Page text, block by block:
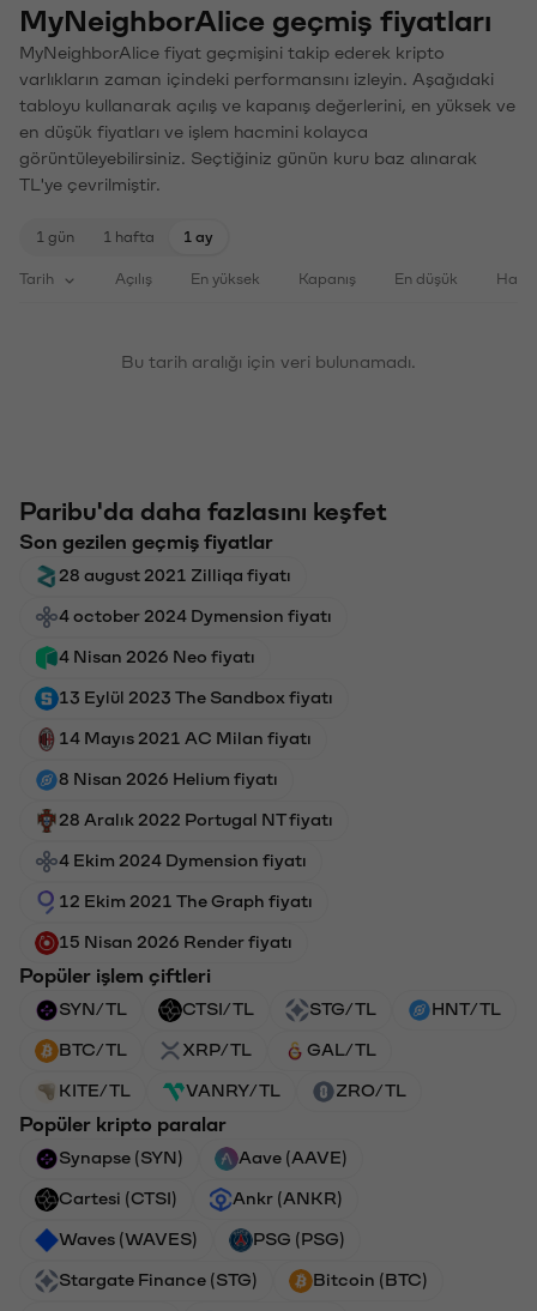
MyNeighborAlice geçmiş fiyatları
MyNeighborAlice fiyat geçmişini takip ederek kripto
varlıkların zaman içindeki performansını izleyin. Aşağıdaki
tabloyu kullanarak açılış ve kapanış değerlerini, en yüksek ve
en düşük fiyatları ve işlem hacmini kolayca
görüntüleyebilirsiniz. Seçtiğiniz günün kuru baz alınarak
TL'ye çevrilmiştir.
1 gün 1 hafta 1 ay
Tarih Açılış En yüksek Kapanış En düşük
Bu tarih aralığı için veri bulunamadı.
Paribu'da daha fazlasını keşfet
Son gezilen geçmiş fiyatlar
28 august 2021 Zilliqa fiyatı
4 october 2024 Dymension fiyatı
4 Nisan 2026 Neo fiyatı
13 Eylül 2023 The Sandbox fiyatı
14 Mayıs 2021 AC Milan fiyatı
8 Nisan 2026 Helium fiyatı
28 Aralık 2022 Portugal NT fiyatı
4 Ekim 2024 Dymension fiyatı
12 Ekim 2021 The Graph fiyatı
15 Nisan 2026 Render fiyatı
Popüler işlem çiftleri
SYN/TL CTSI/TL STG/TL HNT/TL
BTC/TL XRP/TL GAL/TL
KITE/TL VANRY/TL ZRO/TL
Popüler kripto paralar
Synapse (SYN) Aave (AAVE)
Cartesi (CTSI) Ankr (ANKR)
Waves (WAVES) PSG (PSG)
Stargate Finance (STG) Bitcoin (BTC)